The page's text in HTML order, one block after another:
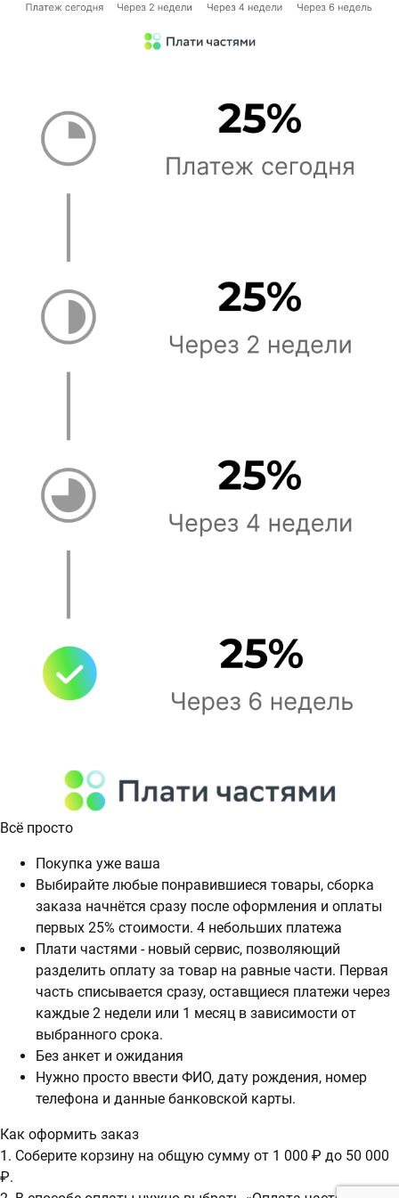
Всё просто
Покупка уже ваша
Выбирайте любые понравившиеся товары, сборка
заказа начнётся сразу после оформления и оплаты
первых 25% стоимости. 4 небольших платежа
Плати частями - новый сервис, позволяющий
разделить оплату за товар на равные части. Первая
часть списывается сразу, оставщиеся платежи через
каждые 2 недели или 1 месяц в зависимости от
выбранного срока.
Без анкет и ожидания
Нужно просто ввести ФИО, дату рождения, номер
телефона и данные банковской карты.
Как оформить заказ
1. Соберите корзину на общую сумму от 1 000 ₽ до 50 000
₽.